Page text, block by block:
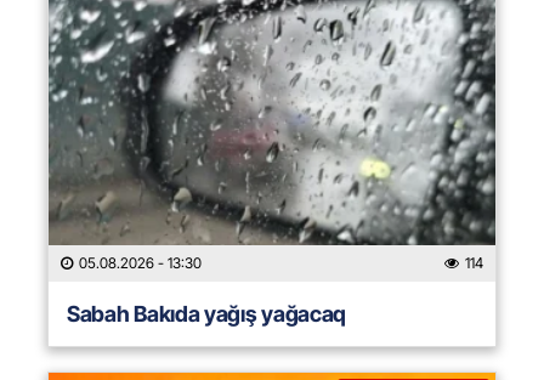
05.08.2026 - 13:30 114
Sabah Bakıda yağış yağacaq